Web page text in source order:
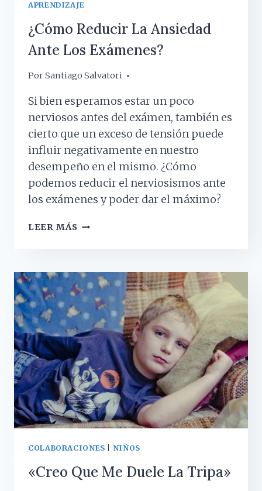
APRENDIZAJE
¿Cómo Reducir La Ansiedad
Ante Los Exámenes?
PorSantiago Salvatori
11 junio, 2019
Si bien esperamos estar un poco
nerviosos antes del exámen, también es
cierto que un exceso de tensión puede
influir negativamente en nuestro
desempeño en el mismo. ¿Cómo
podemos reducir el nerviosismos ante
los exámenes y poder dar el máximo?
LEER MÁS ¿CÓMO
ANTE
LOS
EXÁMENES?
COLABORACIONES NIÑOS
«Creo Que Me Duele La Tripa»